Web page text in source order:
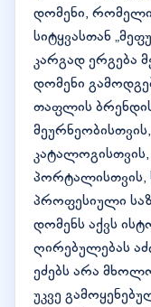
დომენი,
სიტყვასთან
კარგად ერგება
დომენი
თაფლის
პორტალისთვის,
პროფესიული
დომენს აქვს
ღირებულებას
ეძებს არა
უკვე